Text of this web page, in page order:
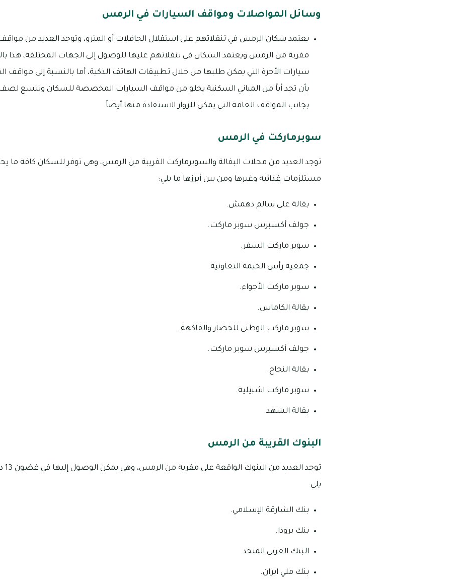
وسائل المواصلات ومواقف السيارات في الرمس
يعتمد سكان الرمس في تنقلاتهم على استقلال الحافلات أو المترو، وتوجد العديد من
مقربة من الرمس ويعتمد السكان في تنقلاتهم عليها للوصول إلى الجهات المختلفة، هذا
سيارات الأجرة التي يمكن طلبها من خلال تطبيقات الهاتف الذكية، أما بالنسبة إلى
بأن تجد أياً من المباني السكنية يخلو من مواقف السيارات المخصصة للسكان وتتسع لصف
بجانب المواقف العامة التي يمكن للزوار الاستفادة منها أيضاً.
سوبرماركت في الرمس
توجد العديد من محلات البقالة والسوبرماركت القريبة من الرمس، وهى توفر للسكان كافة ما
مستلزمات غذائية وغيرها ومن بين أبرزها ما يلي:
بقالة علي سالم دهمش.
جولف أكسبرس سوبر ماركت.
سوبر ماركت السفر.
جمعية رأس الخيمة التعاونية.
سوبر ماركت الأجواء.
بقالة الكاماس.
سوبر ماركت الوطني للخضار والفاكهة.
جولف أكسبرس سوبر ماركت.
بقالة النجاح.
سوبر ماركت اشبيلية.
بقالة الشهد.
البنوك القريبة من الرمس
يلي:
بنك الشارقة الإسلامي.
بنك برودا.
البنك العربي المتحد.
بنك ملي ايران.